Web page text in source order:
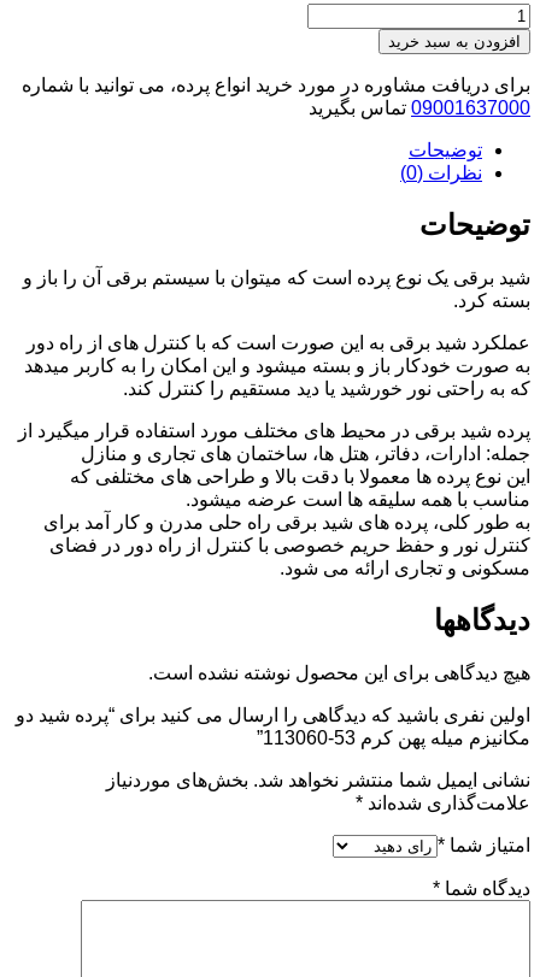
پرده
شید
دو
مکانیزم
میله
کرم
عدد
افزودن به سبد خرید
برای دریافت مشاوره در مورد خرید انواع پرده، می توانید با شماره
09001637000 تماس بگیرید
توضیحات
نظرات (0)
توضیحات
شید برقی یک نوع پرده است که میتوان با سیستم برقی آن را باز و
بسته کرد.
عملکرد شید برقی به این صورت است که با کنترل های از راه دور
به صورت خودکار باز و بسته میشود و این امکان را به کاربر میدهد
که به راحتی نور خورشید یا دید مستقیم را کنترل کند.
پرده شید برقی در محیط های مختلف مورد استفاده قرار میگیرد از
جمله: ادارات، دفاتر، هتل ها، ساختمان های تجاری و منازل
این نوع پرده ها معمولا با دقت بالا و طراحی های مختلفی که
مناسب با همه سلیقه ها است عرضه میشود.
به طور کلی، پرده های شید برقی راه حلی مدرن و کار آمد برای
کنترل نور و حفظ حریم خصوصی با کنترل از راه دور در فضای
مسکونی و تجاری ارائه می شود.
دیدگاهها
هیچ دیدگاهی برای این محصول نوشته نشده است.
اولین نفری باشید که دیدگاهی را ارسال می کنید برای “پرده شید دو
مکانیزم میله پهن کرم 53-113060”
نشانی ایمیل شما منتشر نخواهد شد. بخش‌های موردنیاز
علامت‌گذاری شده‌اند *
امتیاز شما *
دیدگاه شما *